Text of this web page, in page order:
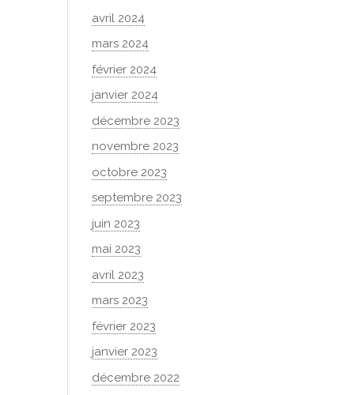
avril 2024
mars 2024
février 2024
janvier 2024
décembre 2023
novembre 2023
octobre 2023
septembre 2023
juin 2023
mai 2023
avril 2023
mars 2023
février 2023
janvier 2023
décembre 2022